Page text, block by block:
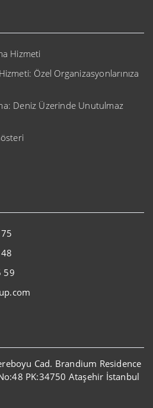
Hizmeti
Özel Organizasyonlarınıza
Deniz Üzerinde Unutulmaz
59
Cad. Brandium Residence
PK:34750 Ataşehir İstanbul